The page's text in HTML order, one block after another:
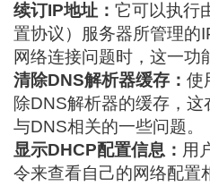
续订IP地址：它可以执行
置协议）服务器所管理的
网络连接问题时，这一功
清除DNS解析器缓存：使
除DNS解析器的缓存，
与DNS相关的一些问题。
显示DHCP配置信息： 用
令来查看自己的网络配置